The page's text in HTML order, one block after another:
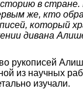
в стране.
же, кто
который
дивана
рукописей
из научных
изучали.